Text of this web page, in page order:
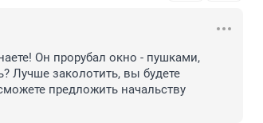
Он прорубал окно - пушками,
Лучше заколотить, вы будете
предложить начальству